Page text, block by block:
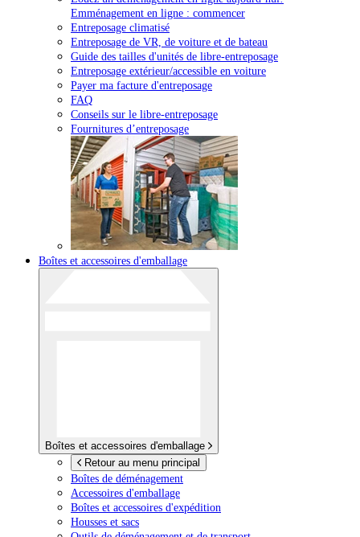
Emménagement en ligne : commencer
Entreposage climatisé
Entreposage de VR, de voiture et de bateau
Guide des tailles d'unités de libre-entreposage
Entreposage extérieur/accessible en voiture
Payer ma facture d'entreposage
FAQ
Conseils sur le libre-entreposage
Fournitures d’entreposage
Boîtes et accessoires d'emballage
Boîtes et accessoires d'emballage
Retour au menu principal
Boîtes de déménagement
Accessoires d'emballage
Boîtes et accessoires d'expédition
Housses et sacs